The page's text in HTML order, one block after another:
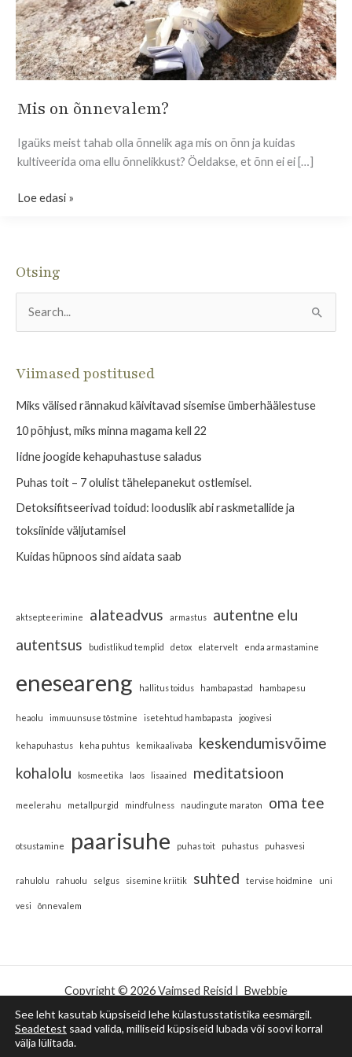
Otsing
c
h
f
o
Viimased postitused
Miks välised rännakud käivitavad sisemise ümberhäälestuse
10 põhjust, miks minna magama kell 22
Iidne joogide kehapuhastuse saladus
Puhas toit – 7 olulist tähelepanekut ostlemisel.
Detoksifitseerivad toidud: looduslik abi raskmetallide ja
toksiinide väljutamisel
Kuidas hüpnoos sind aidata saab
aktsepteerimine alateadvus armastus
autentne elu
autentsus
budistlikud templid detox elatervelt enda armastamine
eneseareng hallitus toidus hambapastad hambapesu
heaolu immuunsuse tõstmine isetehtud hambapasta joogivesi
kehapuhastus keha puhtus kemikaalivaba
keskendumisvõime
kohalolu
kosmeetika laos lisaained meditatsioon
meelerahu metallpurgid mindfulness naudingute maraton oma tee
otsustamine paarisuhe puhas toit puhastus puhasvesi
rahulolu rahuolu selgus sisemine kriitik suhted tervise hoidmine uni
vesi õnnevalem
Mis on õnnevalem?
Igaüks meist tahab olla õnnelik aga mis on õnn ja kuidas
kultiveerida oma ellu õnnelikkust? Öeldakse, et õnn ei ei […]
Mis
õnnevalem?
Loe edasi »
Copyright © 2026 Vaimsed Reisid | Bwebbie
Korduma Kippuvad Küsimused (KKK)
Broneeri aeg esimeseks tasuta sessiooniks
See leht kasutab küpsiseid lehe külastusstatistika eesmärgil.
Seadetest saad valida, milliseid küpsiseid lubada või soovi korral
välja lülitada.